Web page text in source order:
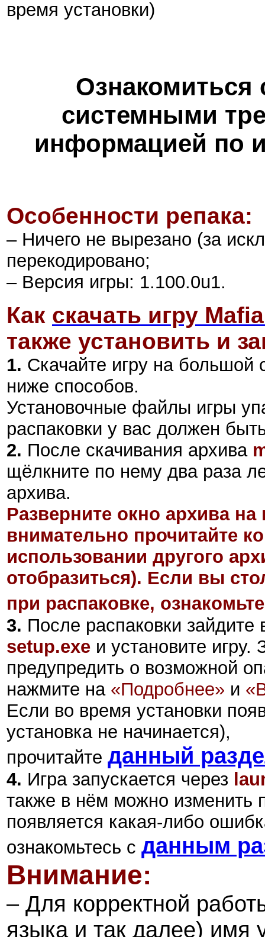
время установки)
Ознакомиться
системными
информацией по
Особенности репака:
– Ничего не вырезано (за
перекодировано;
–Версия игры: 1.100.0u1.
Как скачать игру
также установить и
1. Скачайте игру на большой
ниже способов.
Установочные файлы игры
распаковки у вас должен
2. После скачивания архива
щёлкните по нему два раза
архива.
Разверните окно архива на
внимательно прочитайте
использовании другого
отобразиться). Если вы
при распаковке,
3. После распаковки зайдите
setup.exe и установите игру.
предупредить о возможной
нажмите на «Подробнее» и
Если во время установки
установка не начинается),
прочитайте данный
4. Игра запускается через
также в нём можно изменить
появляется какая-либо
ознакомьтесь с данным
Внимание:
– Для корректной
языка и так далее) имя